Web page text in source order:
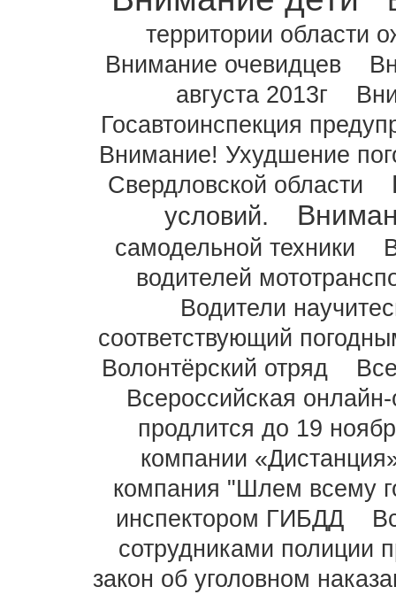
территории области
Внимание очевидцев
августа 2013г
Госавтоинспекция
Внимание! Ухудшение
Свердловской области
условий.
самодельной техники
водителей
Водители
соответствующий
Волонтёрский отряд
Всероссийская
продлится до 19
компании
компания "Шлем всему
инспектором ГИБДД
сотрудниками полиции
закон об уголовном